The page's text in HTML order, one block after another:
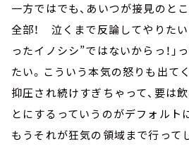
一方ではでも、あいつが接見のと
全部！ 泣くまで反論してやりたい
ったイノシシ”ではないからっ！」
たい。こういう本気の怒りも出て
抑圧され続けすぎちゃって、要は
とにするっていうのがデフォルト
もうそれが狂気の領域まで行って